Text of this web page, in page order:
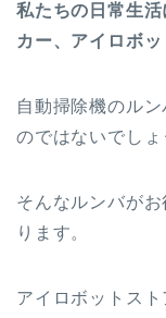
私たちの日常生
カー、アイロボッ
自動掃除機のル
のではないでしょ
そんなルンバが
ります。
アイロボットス